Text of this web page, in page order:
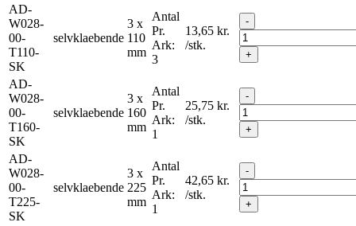
AD-
W028-
00-
T110-
SK
selvklaebende
3 x
110
mm
Antal
Pr.
Ark:
3
13,65 kr.
/stk.
-
+
AD-
W028-
00-
T160-
SK
selvklaebende
3 x
160
mm
Antal
Pr.
Ark:
1
25,75 kr.
/stk.
-
+
AD-
W028-
00-
T225-
SK
selvklaebende
3 x
225
mm
Antal
Pr.
Ark:
1
42,65 kr.
/stk.
-
+